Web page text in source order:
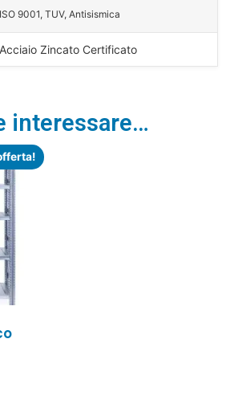
ISO 9001, TUV, Antisismica
Acciaio Zincato Certificato
interessare…